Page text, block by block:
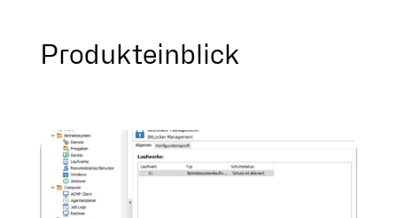
Produkteinblick